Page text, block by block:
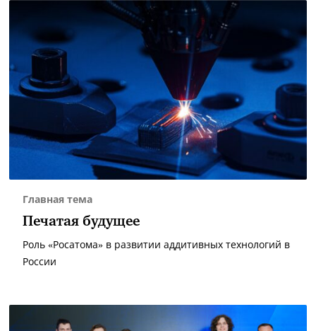
Главная тема
Печатая будущее
Роль «Росатома» в развитии аддитивных технологий в
России